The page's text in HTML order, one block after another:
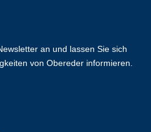
an und lassen Sie sich
von Obereder informieren.